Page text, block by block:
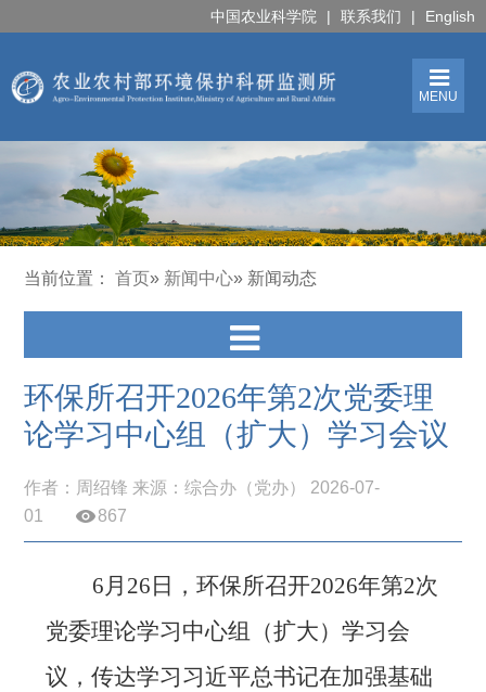
中国农业科学院 | 联系我们 | English
MENU
当前位置：首页» 新闻中心» 新闻动态
环保所召开2026年第2次党委理
论学习中心组（扩大）学习会议
作者：周绍锋 来源：综合办（党办） 2026-07-
01
867
6月26日，环保所召开2026年第2次
党委理论学习中心组（扩大）学习会
议，传达学习习近平总书记在加强基础